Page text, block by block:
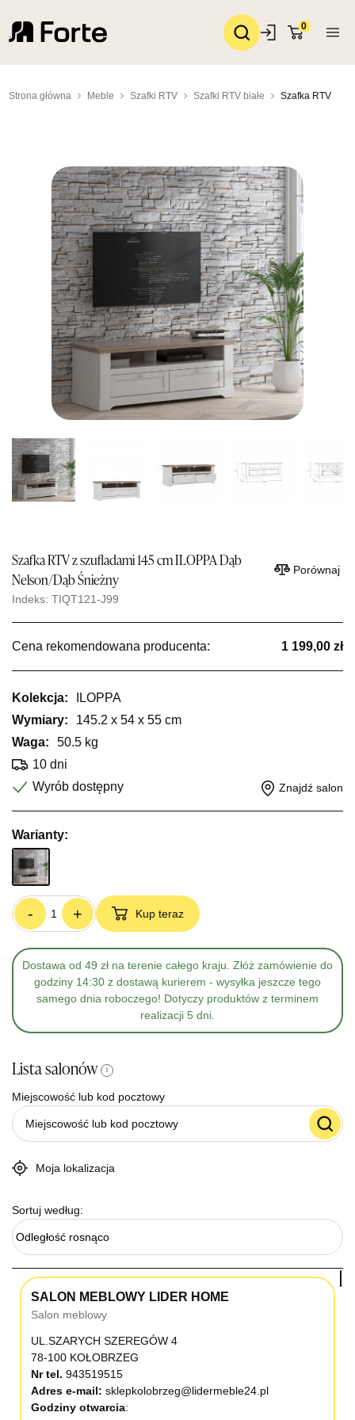
0
Strona główna Meble Szafki RTV Szafki RTV białe Szafka RTV
Szafka RTV z szufladami 145 cm ILOPPA Dąb
Nelson/Dąb Śnieżny
Indeks: TIQT121-J99
Porównaj
Cena rekomendowana producenta: 1 199,00 zł
Kolekcja:
ILOPPA
Wymiary:
145.2 x 54 x 55 cm
Waga:
50.5 kg
10 dni
Wyrób dostępny
Znajdź salon
Warianty:
- + Kup teraz
Dostawa od 49 zł na terenie całego kraju. Złóż zamówienie do
godziny 14:30 z dostawą kurierem - wysyłka jeszcze tego
samego dnia roboczego! Dotyczy produktów z terminem
realizacji 5 dni.
Lista salonów i
Miejscowość lub kod pocztowy
Moja lokalizacja
Sortuj według:
Odległość rosnąco
SALON MEBLOWY LIDER HOME
Salon meblowy
UL.SZARYCH SZEREGÓW 4
78-100 KOŁOBRZEG
Nr tel. 943519515
Adres e-mail: sklepkolobrzeg@lidermeble24.pl
Godziny otwarcia